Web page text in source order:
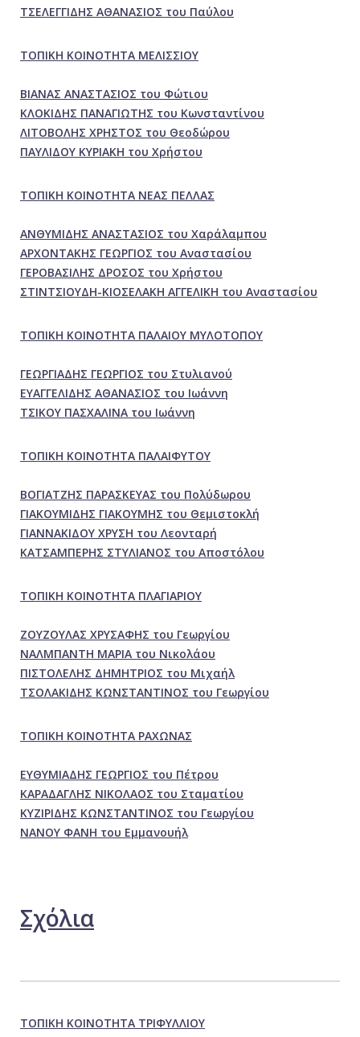
ΤΣΕΛΕΓΓΙΔΗΣ ΑΘΑΝΑΣΙΟΣ του Παύλου
ΤΟΠΙΚΗ ΚΟΙΝΟΤΗΤΑ ΜΕΛΙΣΣΙΟΥ
ΒΙΑΝΑΣ ΑΝΑΣΤΑΣΙΟΣ του Φώτιου
ΚΛΟΚΙΔΗΣ ΠΑΝΑΓΙΩΤΗΣ του Κωνσταντίνου
ΛΙΤΟΒΟΛΗΣ ΧΡΗΣΤΟΣ του Θεοδώρου
ΠΑΥΛΙΔΟΥ ΚΥΡΙΑΚΗ του Χρήστου
ΤΟΠΙΚΗ ΚΟΙΝΟΤΗΤΑ ΝΕΑΣ ΠΕΛΛΑΣ
ΑΝΘΥΜΙΔΗΣ ΑΝΑΣΤΑΣΙΟΣ του Χαράλαμπου
ΑΡΧΟΝΤΑΚΗΣ ΓΕΩΡΓΙΟΣ του Αναστασίου
ΓΕΡΟΒΑΣΙΛΗΣ ΔΡΟΣΟΣ του Χρήστου
ΣΤΙΝΤΣΙΟΥΔΗ-ΚΙΟΣΕΛΑΚΗ ΑΓΓΕΛΙΚΗ του Αναστασίου
ΤΟΠΙΚΗ ΚΟΙΝΟΤΗΤΑ ΠΑΛΑΙΟΥ ΜΥΛΟΤΟΠΟΥ
ΓΕΩΡΓΙΑΔΗΣ ΓΕΩΡΓΙΟΣ του Στυλιανού
ΕΥΑΓΓΕΛΙΔΗΣ ΑΘΑΝΑΣΙΟΣ του Ιωάννη
ΤΣΙΚΟΥ ΠΑΣΧΑΛΙΝΑ του Ιωάννη
ΤΟΠΙΚΗ ΚΟΙΝΟΤΗΤΑ ΠΑΛΑΙΦΥΤΟΥ
ΒΟΓΙΑΤΖΗΣ ΠΑΡΑΣΚΕΥΑΣ του Πολύδωρου
ΓΙΑΚΟΥΜΙΔΗΣ ΓΙΑΚΟΥΜΗΣ του Θεμιστοκλή
ΓΙΑΝΝΑΚΙΔΟΥ ΧΡΥΣΗ του Λεονταρή
ΚΑΤΣΑΜΠΕΡΗΣ ΣΤΥΛΙΑΝΟΣ του Αποστόλου
ΤΟΠΙΚΗ ΚΟΙΝΟΤΗΤΑ ΠΛΑΓΙΑΡΙΟΥ
ΖΟΥΖΟΥΛΑΣ ΧΡΥΣΑΦΗΣ του Γεωργίου
ΝΑΛΜΠΑΝΤΗ ΜΑΡΙΑ του Νικολάου
ΠΙΣΤΟΛΕΛΗΣ ΔΗΜΗΤΡΙΟΣ του Μιχαήλ
ΤΣΟΛΑΚΙΔΗΣ ΚΩΝΣΤΑΝΤΙΝΟΣ του Γεωργίου
ΤΟΠΙΚΗ ΚΟΙΝΟΤΗΤΑ ΡΑΧΩΝΑΣ
ΕΥΘΥΜΙΑΔΗΣ ΓΕΩΡΓΙΟΣ του Πέτρου
ΚΑΡΑΔΑΓΛΗΣ ΝΙΚΟΛΑΟΣ του Σταματίου
ΚΥΖΙΡΙΔΗΣ ΚΩΝΣΤΑΝΤΙΝΟΣ του Γεωργίου
ΝΑΝΟΥ ΦΑΝΗ του Εμμανουήλ
Σχόλια
ΤΟΠΙΚΗ ΚΟΙΝΟΤΗΤΑ ΤΡΙΦΥΛΛΙΟΥ